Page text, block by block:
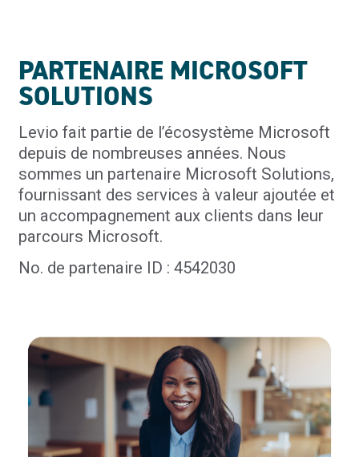
PARTENAIRE MICROSOFT
SOLUTIONS
Levio fait partie de l’écosystème Microsoft
depuis de nombreuses années. Nous
sommes un partenaire Microsoft Solutions,
fournissant des services à valeur ajoutée et
un accompagnement aux clients dans leur
parcours Microsoft.
No. de partenaire ID : 4542030